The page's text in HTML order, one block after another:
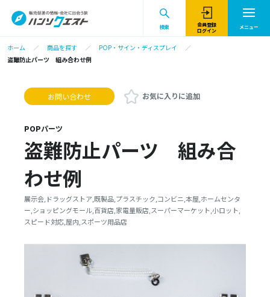
検索
会員登録
ログイン
メニュー
ホーム 商品を探す
POP・サイン・ディスプレイ
盗難防止パーツ 組み合わせ例
お問い合わせ お気に入りに追加
POPパーツ
盗難防止パーツ 組み合
わせ例
展示会,ドラッグストア,既製品,プラスチック,コンビニ,本屋,ホームセンタ
ー,ショッピングモール,百貨店,家電量販店,スーパーマーケット,小ロット,
スピード対応,屋内,スポーツ用品店